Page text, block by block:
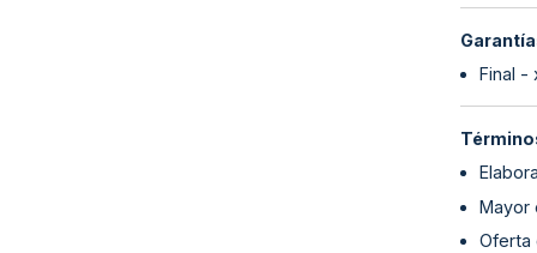
Final -
Mayor
Oferta